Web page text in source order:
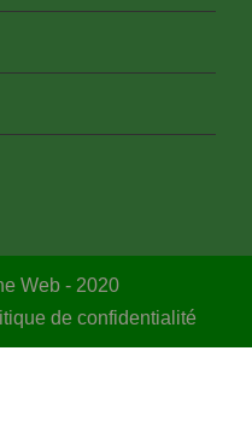
Web - 2020
de confidentialité